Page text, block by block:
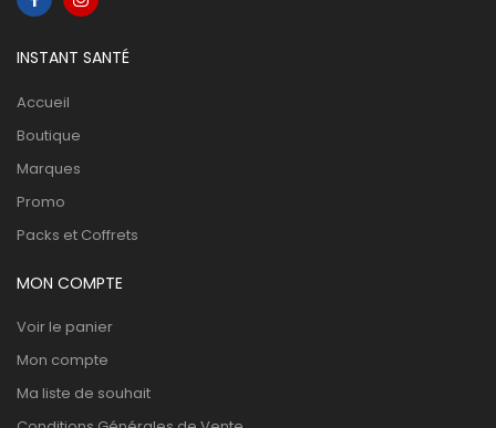
INSTANT SANTÉ
Accueil
Boutique
Marques
Promo
Packs et Coffrets
MON COMPTE
Voir le panier
Mon compte
Ma liste de souhait